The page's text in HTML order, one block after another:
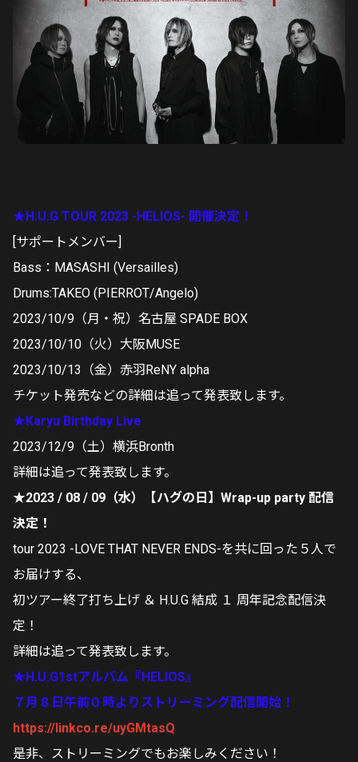
★H.U.G TOUR 2023 -HELIOS- 開催決定！
[サポートメンバー]
Bass：MASASHI (Versailles)
Drums:TAKEO (PIERROT/Angelo)
2023/10/9（月・祝）名古屋 SPADE BOX
2023/10/10（火）大阪MUSE
2023/10/13（金）赤羽ReNY alpha
チケット発売などの詳細は追って発表致します。
★Karyu Birthday Live
2023/12/9（土）横浜Bronth
詳細は追って発表致します。
★2023 / 08 / 09（水）【ハグの日】Wrap-up party 配信
決定！
tour 2023 -LOVE THAT NEVER ENDS-を共に回った５人で
お届けする、
初ツアー終了打ち上げ ＆ H.U.G 結成 １ 周年記念配信決
定！
詳細は追って発表致します。
★H.U.G1stアルバム 『HELIOS』
７月８日午前０時よりストリーミング配信開始！
https://linkco.re/uyGMtasQ
是非、ストリーミングでもお楽しみください！